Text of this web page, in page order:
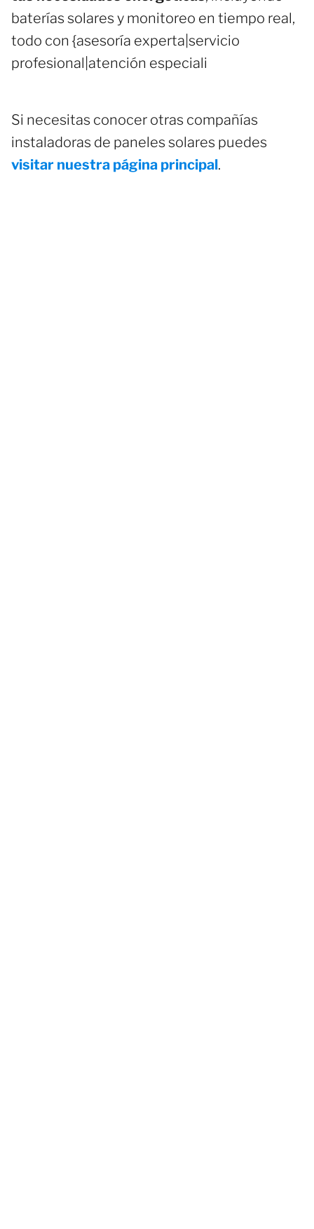
baterías solares y monitoreo en tiempo real,
todo con {asesoría experta|servicio
profesional|atención especiali
Si necesitas conocer otras compañías
instaladoras de paneles solares puedes
visitar nuestra página principal.